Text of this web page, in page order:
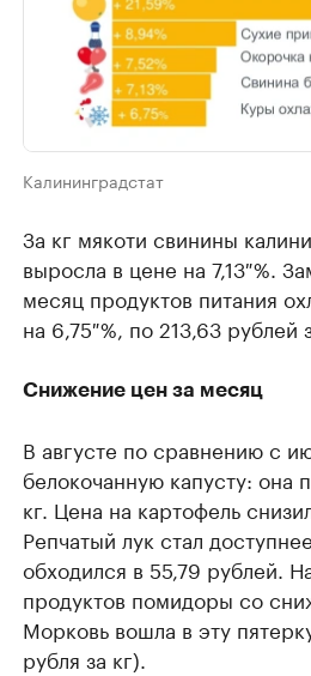
Калининградстат
За кг мякоти свинины
выросла в цене на 7,13 %.
месяц продуктов питания
на 6,75 %, по 213,63 рублей
Снижение цен за месяц
В августе по сравнению с
белокочанную капусту: она
кг. Цена на картофель
Репчатый лук стал
обходился в 55,79 рублей.
продуктов помидоры со
Морковь вошла в эту
рубля за кг).